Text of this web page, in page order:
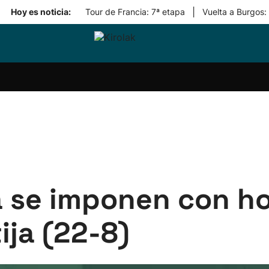
Hoy es noticia: Tour de Francia: 7ª etapa Vuelta a
Equipos
se imponen con
(22-8)